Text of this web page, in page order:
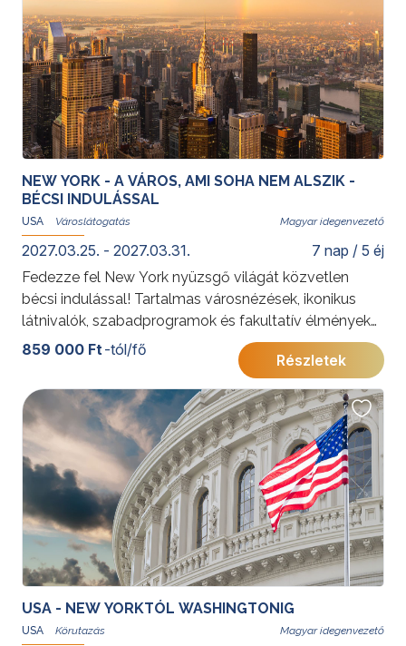
Államokról kattintson ide.
NEW YORK - A VÁROS, AMI SOHA NEM ALSZIK -
BÉCSI INDULÁSSAL
USA Magyar idegenvezető
2027.03.25. - 2027.03.31. 7 nap / 5 éj
Fedezze fel New York nyüzsgő világát közvetlen
bécsi indulással! Tartalmas városnézések, ikonikus
látnivalók, szabadprogramok és fakultatív élmények
várják Önt az „álmok városában”.
További érdekességekért az Amerikai Egyesült
Államokról kattintson ide.
Az ajánlat budapesti indulással is elérhető:New York -
a város, ami soha nem alszik
859 000 Ft -tól/fő
Részletek
USA - NEW YORKTÓL WASHINGTONIG
USA Magyar idegenvezető